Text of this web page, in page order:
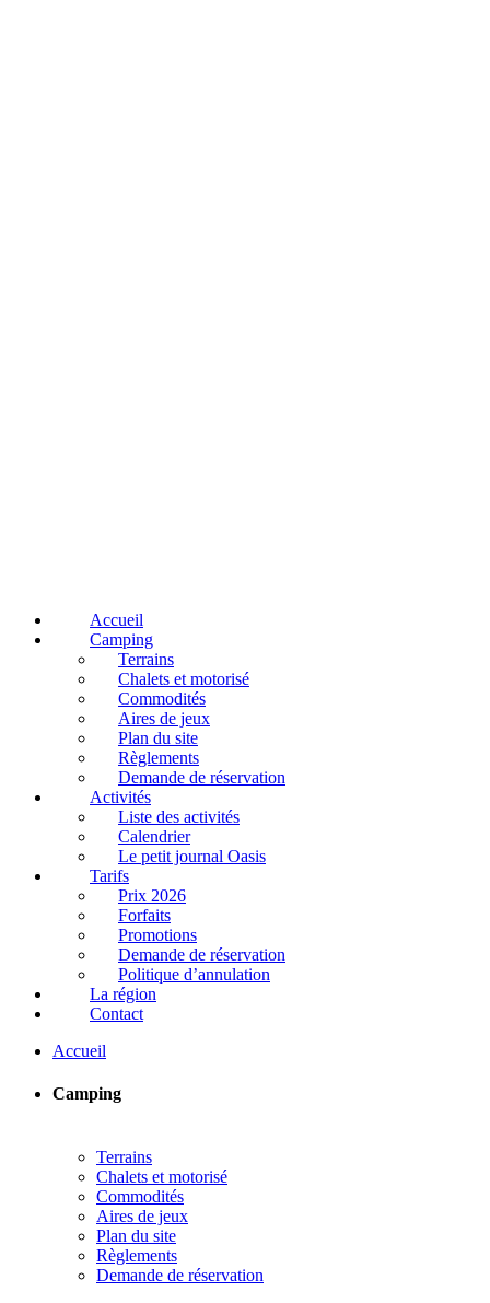
Accueil
Camping
Terrains
Chalets et motorisé
Commodités
Aires de jeux
Plan du site
Règlements
Demande de réservation
Activités
Liste des activités
Calendrier
Le petit journal Oasis
Tarifs
Prix 2026
Forfaits
Promotions
Demande de réservation
Politique d’annulation
La région
Contact
Accueil
Camping
Terrains
Chalets et motorisé
Commodités
Aires de jeux
Plan du site
Règlements
Demande de réservation